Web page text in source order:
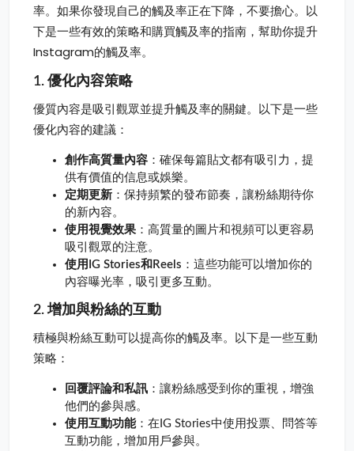
率。如果你發現自己的觸及率正在下降，不要擔心。以
下是一些有效的策略和購買觸及率的指南，幫助你提升
Instagram的觸及率。
1. 優化內容策略
優質內容是吸引觀眾並提升觸及率的關鍵。以下是一些
優化內容的建議：
創作高質量內容 ：確保每篇貼文都有吸引力，提
供有價值的信息或娛樂。
定期更新 ：保持頻繁的發布節奏，讓粉絲期待你
的新內容。
使用視覺效果 ：高質量的圖片和視頻可以更容易
吸引觀眾的注意。
使用IG Stories和Reels ：這些功能可以增加你的
內容曝光率，吸引更多互動。
2. 增加與粉絲的互動
積極與粉絲互動可以提高你的觸及率。以下是一些互動
策略：
回覆評論和私訊 ：讓粉絲感受到你的重視，增強
他們的參與感。
使用互動功能：在IG Stories中使用投票、問答等
互動功能，增加用戶參與。